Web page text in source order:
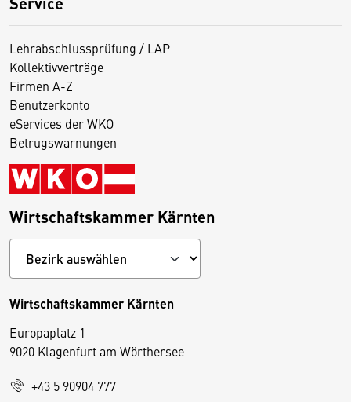
Lehrabschlussprüfung / LAP
Kollektivverträge
Firmen A-Z
Benutzerkonto
eServices der WKO
Betrugswarnungen
Wirtschaftskammer Kärnten
Wirtschaftskammer Kärnten
Europaplatz 1
9020 Klagenfurt am Wörthersee
+43 5 90904 777